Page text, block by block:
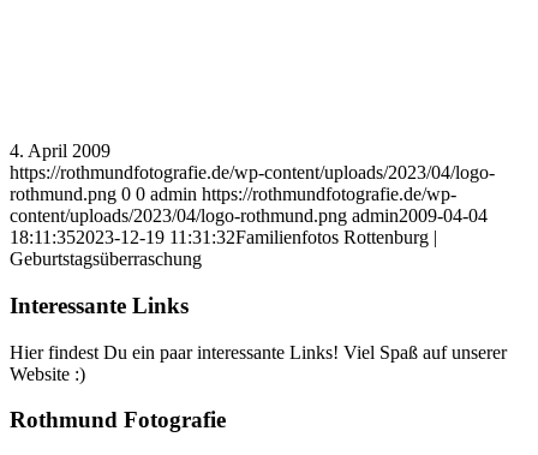
4. April 2009
https://rothmundfotografie.de/wp-content/uploads/2023/04/logo-
rothmund.png 0 0 admin https://rothmundfotografie.de/wp-
content/uploads/2023/04/logo-rothmund.png admin2009-04-04
18:11:352023-12-19 11:31:32Familienfotos Rottenburg |
Geburtstagsüberraschung
Interessante Links
Hier findest Du ein paar interessante Links! Viel Spaß auf unserer
Website :)
Rothmund Fotografie